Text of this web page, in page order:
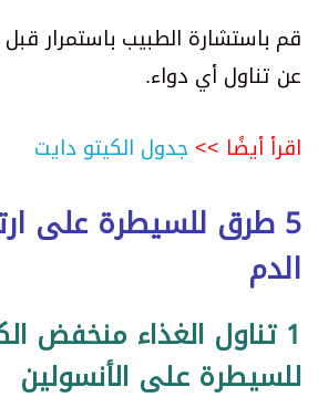
قم باستشارة الطبيب باستمرار قبل
عن تناول أي دواء.
اقرأ أيضًا >> جدول الكيتو دايت
5 طرق للسيطرة على
الدم
1 تناول الغذاء منخفض
للسيطرة على الأنسولين